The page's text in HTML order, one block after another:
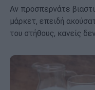
Αν προσπερνάτε
μάρκετ, επειδή
του στήθους, κανείς